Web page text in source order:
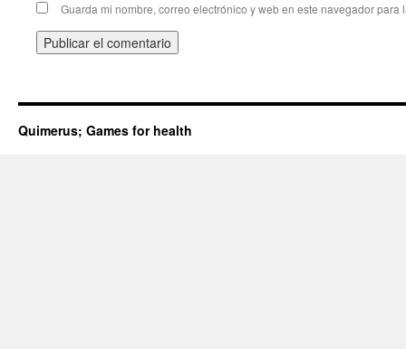
Guarda mi nombre, correo electrónico y web en este navegador para
Quimerus; Games for health